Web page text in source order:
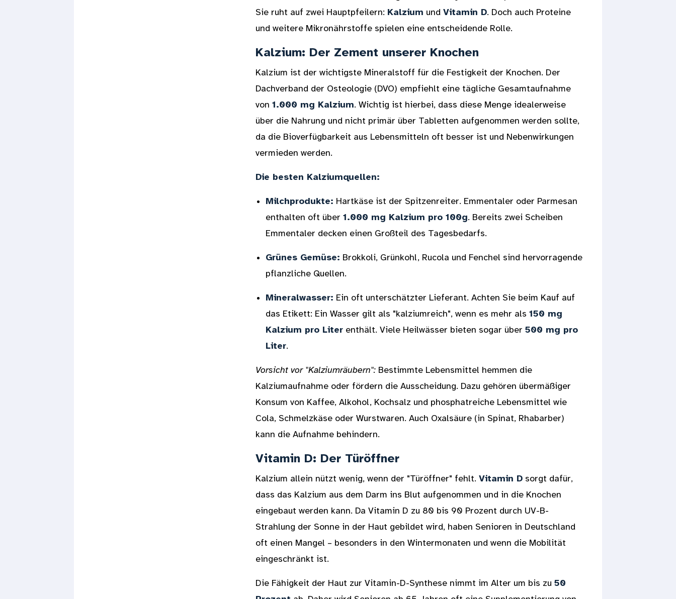
Sie ruht auf zwei Hauptpfeilern: Kalzium und Vitamin D. Doch auch Proteine
und weitere Mikronährstoffe spielen eine entscheidende Rolle.
Kalzium: Der Zement unserer Knochen
Kalzium ist der wichtigste Mineralstoff für die Festigkeit der Knochen. Der
Dachverband der Osteologie (DVO) empfiehlt eine tägliche Gesamtaufnahme
von 1.000 mg Kalzium. Wichtig ist hierbei, dass diese Menge idealerweise
über die Nahrung und nicht primär über Tabletten aufgenommen werden sollte,
da die Bioverfügbarkeit aus Lebensmitteln oft besser ist und Nebenwirkungen
vermieden werden.
Die besten Kalziumquellen:
Milchprodukte: Hartkäse ist der Spitzenreiter. Emmentaler oder Parmesan
enthalten oft über 1.000 mg Kalzium pro 100g. Bereits zwei Scheiben
Emmentaler decken einen Großteil des Tagesbedarfs.
Grünes Gemüse: Brokkoli, Grünkohl, Rucola und Fenchel sind hervorragende
pflanzliche Quellen.
Mineralwasser: Ein oft unterschätzter Lieferant. Achten Sie beim Kauf auf
das Etikett: Ein Wasser gilt als "kalziumreich", wenn es mehr als 150 mg
Kalzium pro Literenthält. Viele Heilwässer bieten sogar über 500 mg pro
Liter.
Vorsicht vor "Kalziumräubern":Bestimmte Lebensmittel hemmen die
Kalziumaufnahme oder fördern die Ausscheidung. Dazu gehören übermäßiger
Konsum von Kaffee, Alkohol, Kochsalz und phosphatreiche Lebensmittel wie
Cola, Schmelzkäse oder Wurstwaren. Auch Oxalsäure (in Spinat, Rhabarber)
kann die Aufnahme behindern.
Vitamin D: Der Türöffner
Kalzium allein nützt wenig, wenn der "Türöffner" fehlt. Vitamin Dsorgt dafür,
dass das Kalzium aus dem Darm ins Blut aufgenommen und in die Knochen
eingebaut werden kann. Da Vitamin D zu 80 bis 90 Prozent durch UV-B-
Strahlung der Sonne in der Haut gebildet wird, haben Senioren in Deutschland
oft einen Mangel – besonders in den Wintermonaten und wenn die Mobilität
eingeschränkt ist.
Die Fähigkeit der Haut zur Vitamin-D-Synthese nimmt im Alter um bis zu 50